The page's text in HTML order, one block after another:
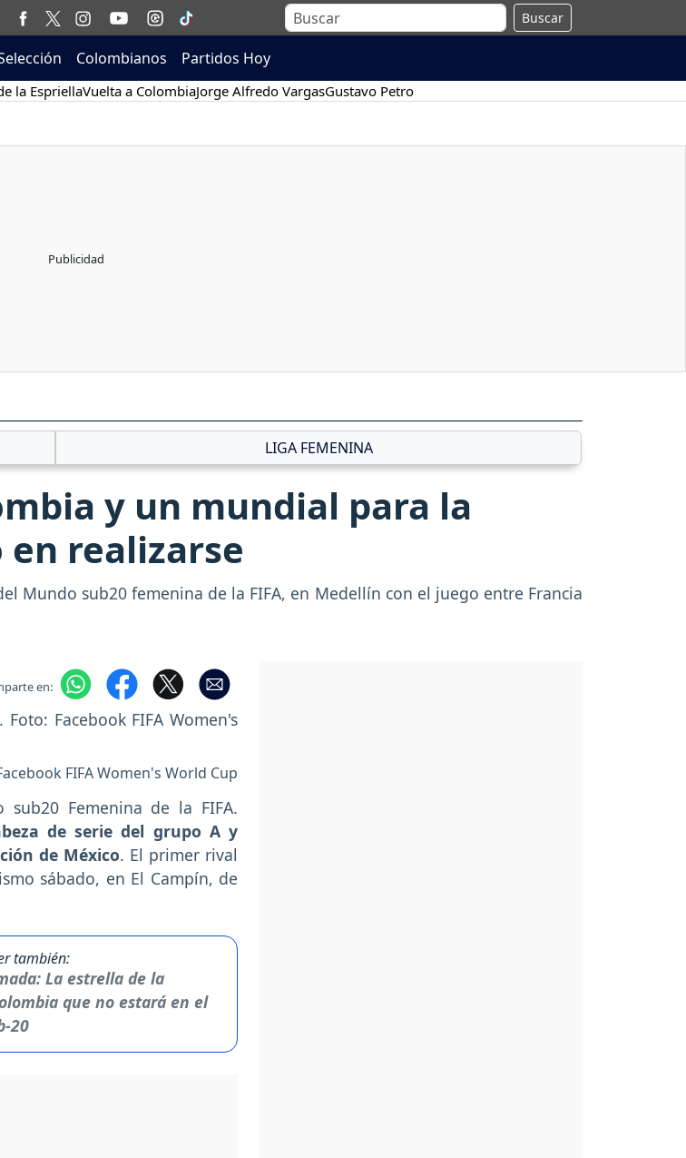
Buscar
Colombianos Partidos Hoy
la EspriellaVuelta a ColombiaJorge Alfredo VargasGustavo Petro
LIGA FEMENINA
y un mundial para la
realizarse
Mundo sub20 femenina de la FIFA, en Medellín con el juego entre Francia
en:
FIFA Women's World Cup
Femenina de la FIFA.
de serie del grupo A y
de México. El primer rival
sábado, en El Campín, de
también:
La estrella de la
que no estará en el
20